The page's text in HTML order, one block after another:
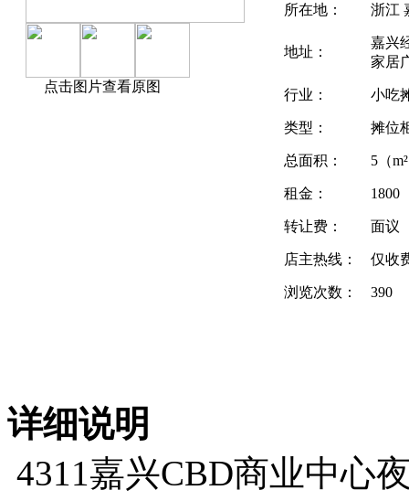
点击图片查看原图
所在地： 浙江
地址：
嘉兴
家居
行业： 小吃
类型： 摊位
总面积： 5（
租金： 1800
转让费： 面议
店主热线： 仅收
浏览次数： 390
详细说明
4311嘉兴CBD商业中心